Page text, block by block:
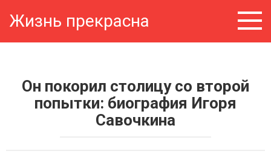
Жизнь прекрасна
Он покорил столицу со второй
попытки: биография Игоря
Савочкина